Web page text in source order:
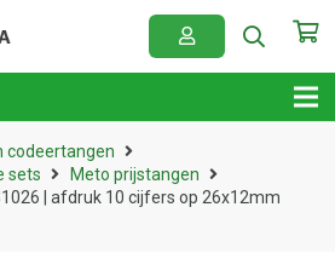
codeertangen
sets
Meto prijstangen
| afdruk 10 cijfers op 26x12mm